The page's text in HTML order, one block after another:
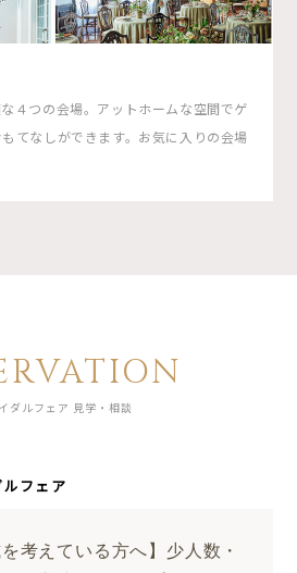
４つの会場。アットホームな空間でゲ
てなしができます。お気に入りの会場
ダルフェア 見学・相談
フェア
考えている方へ】少人数・